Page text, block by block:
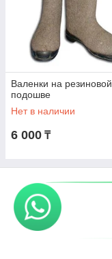
Валенки на резиновой
подошве
Нет в наличии
6 000 ₸